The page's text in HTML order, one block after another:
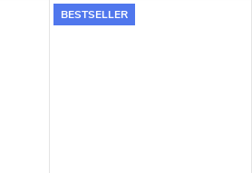
BESTSELLER